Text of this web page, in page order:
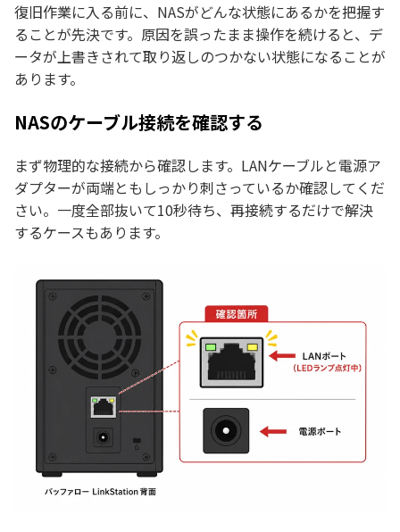
復旧作業に入る前に、NASがどんな状態にあるかを把握す
ることが先決です。原因を誤ったまま操作を続けると、デ
ータが上書きされて取り返しのつかない状態になることが
あります。
NASのケーブル接続を確認する
まず物理的な接続から確認します。LANケーブルと電源ア
ダプターが両端ともしっかり刺さっているか確認してくだ
さい。一度全部抜いて10秒待ち、再接続するだけで解決
するケースもあります。